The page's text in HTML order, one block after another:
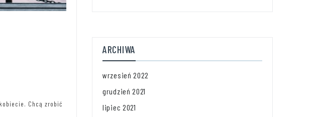
Chcą zrobić
ARCHIWA
wrzesień 2022
grudzień 2021
lipiec 2021